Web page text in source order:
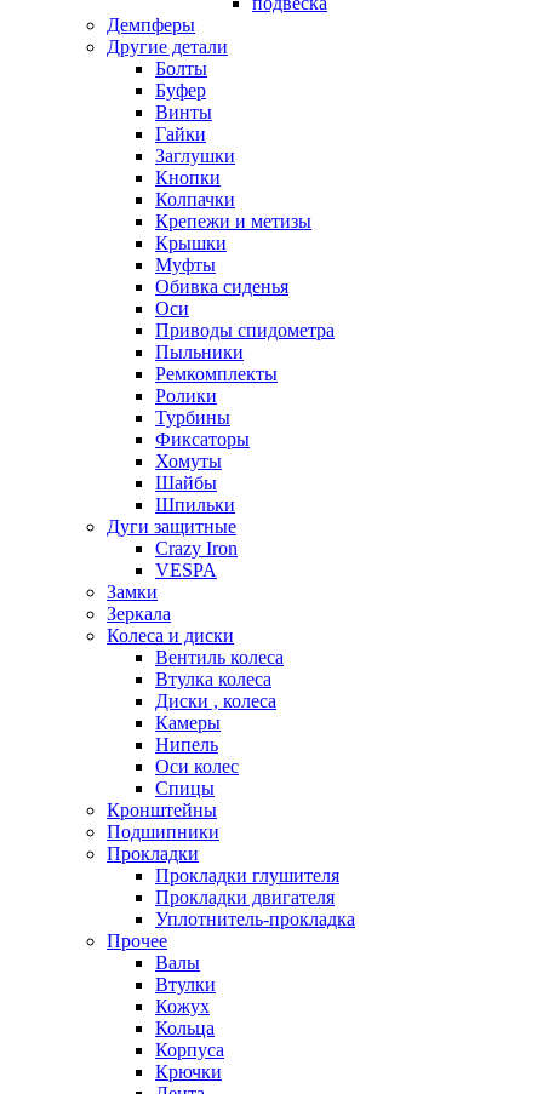
Демпферы
Другие детали
Болты
Буфер
Винты
Гайки
Заглушки
Кнопки
Колпачки
Крепежи и метизы
Крышки
Муфты
Обивка сиденья
Оси
Приводы спидометра
Пыльники
Ремкомплекты
Ролики
Турбины
Фиксаторы
Хомуты
Шайбы
Шпильки
Дуги защитные
Crazy Iron
VESPA
Замки
Зеркала
Колеса и диски
Вентиль колеса
Втулка колеса
Диски , колеса
Камеры
Нипель
Оси колес
Спицы
Кронштейны
Подшипники
Прокладки
Прокладки глушителя
Прокладки двигателя
Уплотнитель-прокладка
Прочее
Валы
Втулки
Кожух
Кольца
Корпуса
Крючки